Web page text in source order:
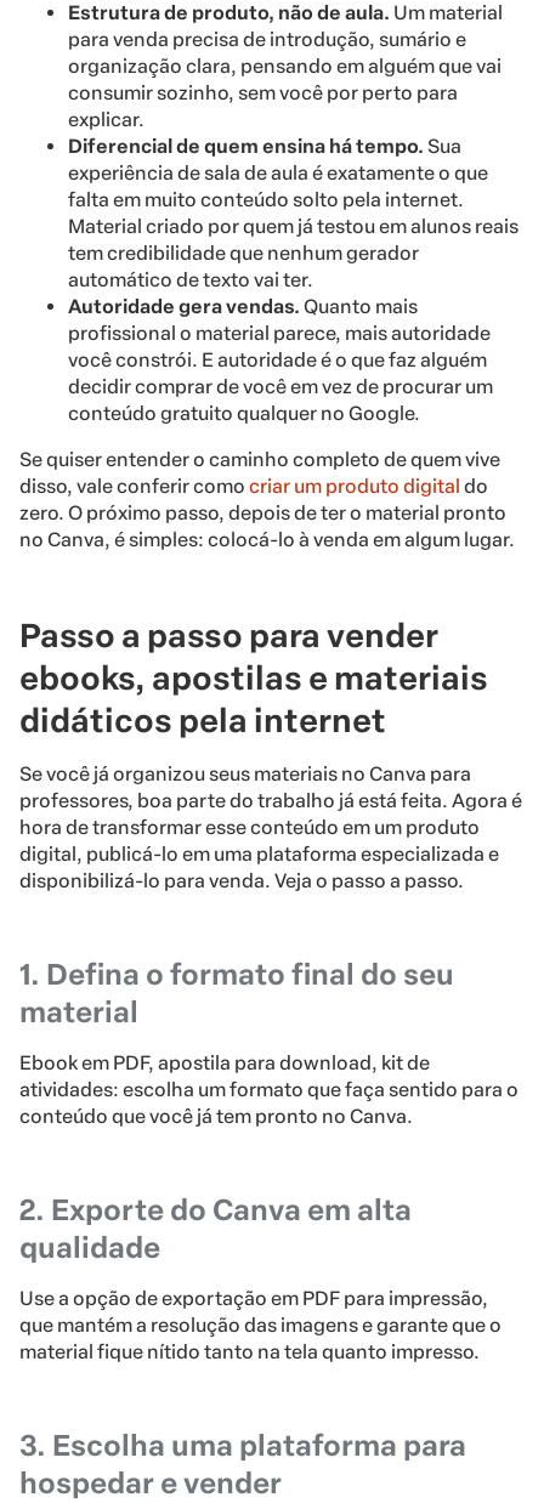
Estrutura de produto, não de aula. Um material
para venda precisa de introdução, sumário e
organização clara, pensando em alguém que vai
consumir sozinho, sem você por perto para
explicar.
Diferencial de quem ensina há tempo. Sua
experiência de sala de aula é exatamente o que
falta em muito conteúdo solto pela internet.
Material criado por quem já testou em alunos reais
tem credibilidade que nenhum gerador
automático de texto vai ter.
Autoridade gera vendas. Quanto mais
profissional o material parece, mais autoridade
você constrói. E autoridade é o que faz alguém
decidir comprar de você em vez de procurar um
conteúdo gratuito qualquer no Google.
Se quiser entender o caminho completo de quem vive
disso, vale conferir como criar um produto digital do
zero. O próximo passo, depois de ter o material pronto
no Canva, é simples: colocá-lo à venda em algum lugar.
Passo a passo para vender
ebooks, apostilas e materiais
didáticos pela internet
Se você já organizou seus materiais no Canva para
professores, boa parte do trabalho já está feita. Agora é
hora de transformar esse conteúdo em um produto
digital, publicá-lo em uma plataforma especializada e
disponibilizá-lo para venda. Veja o passo a passo.
1. Defina o formato final do seu
material
Ebook em PDF, apostila para download, kit de
atividades: escolha um formato que faça sentido para o
conteúdo que você já tem pronto no Canva.
2. Exporte do Canva em alta
qualidade
Use a opção de exportação em PDF para impressão,
que mantém a resolução das imagens e garante que o
material fique nítido tanto na tela quanto impresso.
3. Escolha uma plataforma para
hospedar e vender